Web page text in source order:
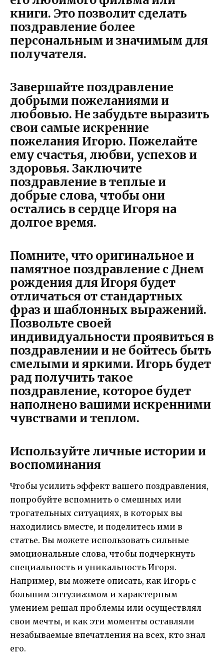
книги. Это позволит сделать
поздравление более
персональным и значимым для
получателя.
Завершайте поздравление
добрыми пожеланиями и
любовью. Не забудьте выразить
свои самые искренние
пожелания Игорю. Пожелайте
ему счастья, любви, успехов и
здоровья. Заключите
поздравление в теплые и
добрые слова, чтобы они
остались в сердце Игоря на
долгое время.
Помните, что оригинальное и
памятное поздравление с Днем
рождения для Игоря будет
отличаться от стандартных
фраз и шаблонных выражений.
Позвольте своей
индивидуальности проявиться в
поздравлении и не бойтесь быть
смелыми и яркими. Игорь будет
рад получить такое
поздравление, которое будет
наполнено вашими искренними
чувствами и теплом.
Используйте личные истории и
воспоминания
Чтобы усилить эффект вашего поздравления,
попробуйте вспомнить о смешных или
трогательных ситуациях, в которых вы
находились вместе, и поделитесь ими в
статье. Вы можете использовать сильные
эмоциональные слова, чтобы подчеркнуть
специальность и уникальность Игоря.
Например, вы можете описать, как Игорь с
большим энтузиазмом и характерным
умением решал проблемы или осуществлял
свои мечты, и как эти моменты оставляли
незабываемые впечатления на всех, кто знал
его.